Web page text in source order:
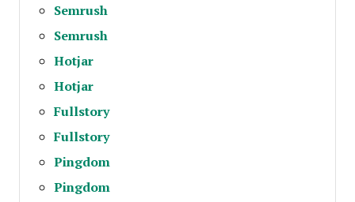
Semrush
Semrush
Hotjar
Hotjar
Fullstory
Fullstory
Pingdom
Pingdom